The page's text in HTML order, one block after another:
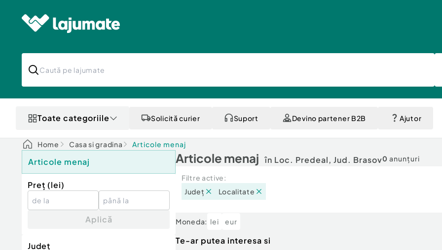
Toate categoriile Solicită curier Suport Devino partener B2B Ajutor
Home Casa si gradina Articole menaj
Articole menaj
Preț (lei)
Aplică
Județ
Articole menaj în Loc. Predeal, Jud. Brasov0 anunțuri
Filtre active:
Județ
Localitate
Moneda: lei eur
Te-ar putea interesa si